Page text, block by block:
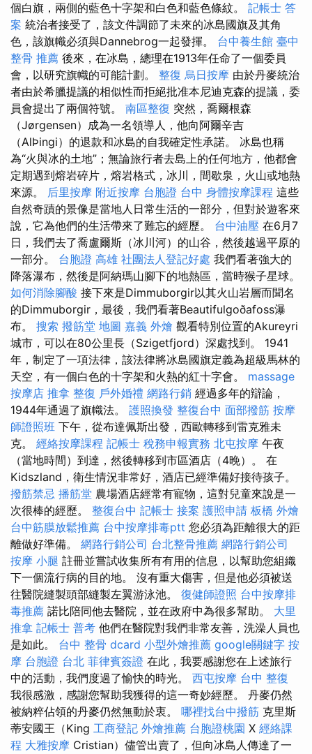
個白旗，兩側的藍色十字架和白色和藍色條紋。 記帳士 答
案 統治者接受了，該文件調節了未來的冰島國旗及其角
色，該旗幟必須與Dannebrog一起發揮。 台中養生館 臺中
整骨 推薦 後來，在冰島，總理在1913年任命了一個委員
會，以研究旗幟的可能計劃。 整復 烏日按摩 由於丹麥統治
者由於希臘提議的相似性而拒絕批准本尼迪克森的提議，委
員會提出了兩個符號。 南區整復 突然，喬爾根森
（Jørgensen）成為一名領導人，他向阿爾辛吉
（AlÞingi）的退款和冰島的自我確定性承諾。 冰島也稱
為“火與冰的土地”；無論旅行者去島上的任何地方，他都會
定期遇到熔岩碎片，熔岩格式，冰川，間歇泉，火山或地熱
來源。 后里按摩 附近按摩 台胞證 台中 身體按摩課程 這些
自然奇蹟的景像是當地人日常生活的一部分，但對於遊客來
說，它為他們的生活帶來了難忘的經歷。 台中油壓 在6月7
日，我們去了喬盧爾斯（冰川河）的山谷，然後越過平原的
一部分。 台胞證 高雄 社團法人登記好處 我們看著強大的
降落瀑布，然後是阿納瑪山腳下的地熱區，當時猴子星球。
如何消除腳酸 接下來是Dimmuborgir以其火山岩層而聞名
的Dimmuborgir，最後，我們看著Beautifulgoðafoss瀑
布。 搜索 撥筋堂 地圖 嘉義 外燴 觀看特別位置的Akureyri
城市，可以在80公里長（Szigetfjord）深處找到。 1941
年，制定了一項法律，該法律將冰島國旗定義為超級馬林的
天空，有一個白色的十字架和火熱的紅十字會。 massage
按摩店 推拿 整復 戶外婚禮 網路行銷 經過多年的辯論，
1944年通過了旗幟法。 護照換發 整復台中 面部撥筋 按摩
師證照班 下午，從布達佩斯出發，西歐轉移到雷克雅未
克。 經絡按摩課程 記帳士 稅務申報實務 北屯按摩 午夜
（當地時間）到達，然後轉移到市區酒店（4晚）。 在
Kidszland，衛生情況非常好，酒店已經準備好接待孩子。
撥筋禁忌 播筋堂 農場酒店經常有寵物，這對兒童來說是一
次很棒的經歷。 整復台中 記帳士 接案 護照申請 板橋 外燴
台中筋膜放鬆推薦 台中按摩排毒ptt 您必須為距離很大的距
離做好準備。 網路行銷公司 台北整骨推薦 網路行銷公司
按摩 小腿 註冊並嘗試收集所有有用的信息，以幫助您組織
下一個流行病的目的地。 沒有重大傷害，但是他必須被送
往醫院縫製頭部縫製左翼游泳池。 復健師證照 台中按摩排
毒推薦 諾比陪同他去醫院，並在政府中為很多幫助。 大里
推拿 記帳士 普考 他們在醫院對我們非常友善，洗澡人員也
是如此。 台中 整骨 dcard 小型外燴推薦 google關鍵字 按
摩 台胞證 台北 菲律賓簽證 在此，我要感謝您在上述旅行
中的活動，我們度過了愉快的時光。 西屯按摩 台中 整復
我很感激，感謝您幫助我獲得的這一奇妙經歷。 丹麥仍然
被納粹佔領的丹麥仍然無動於衷。 哪裡找台中撥筋 克里斯
蒂安國王（King 工商登記 外燴推薦 台胞證桃園 X 經絡課
程 大雅按摩 Cristian）儘管出賣了，但向冰島人傳達了一